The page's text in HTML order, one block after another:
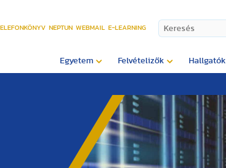
NEPTUN WEBMAIL E-LEARNING
Egyetem Felvételizők Hallgatók